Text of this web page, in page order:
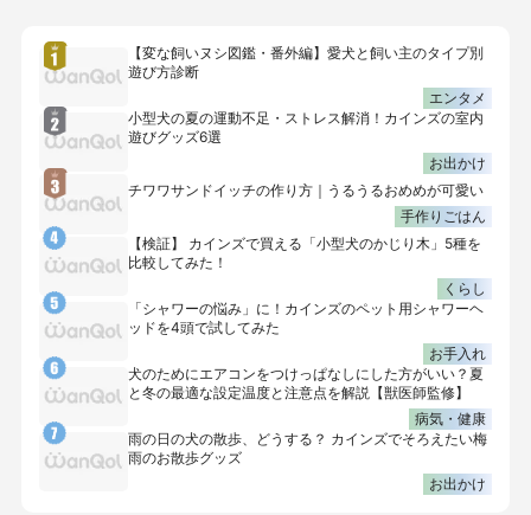
【変な飼いヌシ図鑑・番外編】愛犬と飼い主のタイプ別
遊び方診断
エンタメ
小型犬の夏の運動不足・ストレス解消！カインズの室内
遊びグッズ6選
お出かけ
チワワサンドイッチの作り方｜うるうるおめめが可愛い
手作りごはん
【検証】 カインズで買える「小型犬のかじり木」5種を
比較してみた！
くらし
「シャワーの悩み」に！カインズのペット用シャワーヘ
ッドを4頭で試してみた
お手入れ
犬のためにエアコンをつけっぱなしにした方がいい？夏
と冬の最適な設定温度と注意点を解説【獣医師監修】
病気・健康
雨の日の犬の散歩、どうする？ カインズでそろえたい梅
雨のお散歩グッズ
お出かけ